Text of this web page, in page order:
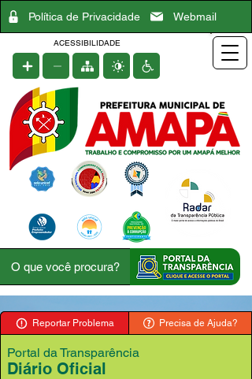
Política de Privacidade Webmail
ACESSIBILIDADE
Reportar Problema Precisa de Ajuda?
Portal da Transparência
Diário Oficial